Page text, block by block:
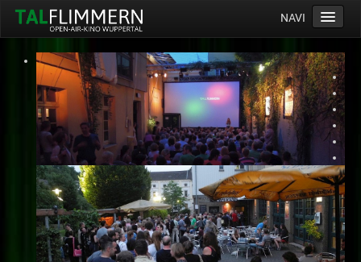
NAVI
Home
Programm
Service
Ticketinfos
Ort
Anreise
Wetter
Kinogutschein